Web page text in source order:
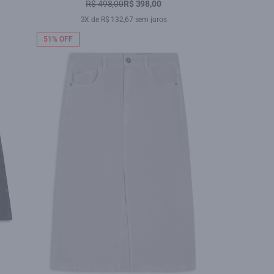
R$ 498,00R$ 398,00
3X de R$ 132,67 sem juros
51% OFF